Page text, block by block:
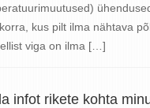
kus pilt ilma nähtava
viga on ilma […]
infot rikete kohta